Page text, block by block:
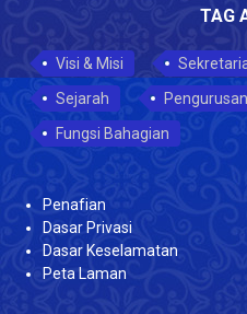
TAG
Visi & Misi
Sejarah
Fungsi Bahagian
Penafian
Dasar Privasi
Dasar Keselamatan
Peta Laman